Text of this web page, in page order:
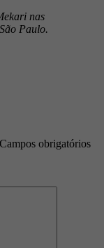
nas
Paulo.
Campos obrigatórios